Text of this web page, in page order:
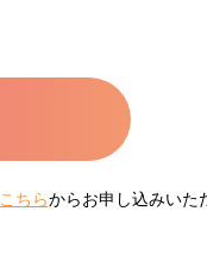
こちらからお申し込みいた